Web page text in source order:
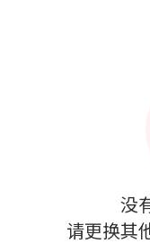
没
请更换其